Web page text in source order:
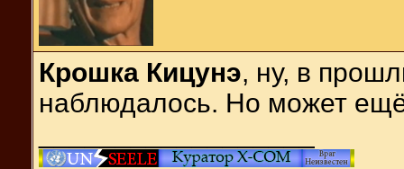
Крошка Кицунэ, ну, в
наблюдалось. Но может